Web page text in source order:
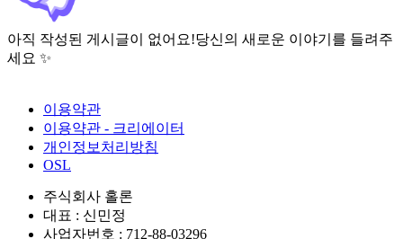
아직 작성된 게시글이 없어요!당신의 새로운 이야기를 들려주
세요 ✨
이용약관
이용약관 - 크리에이터
개인정보처리방침
OSL
주식회사 홀론
대표 : 신민정
사업자번호 : 712-88-03296